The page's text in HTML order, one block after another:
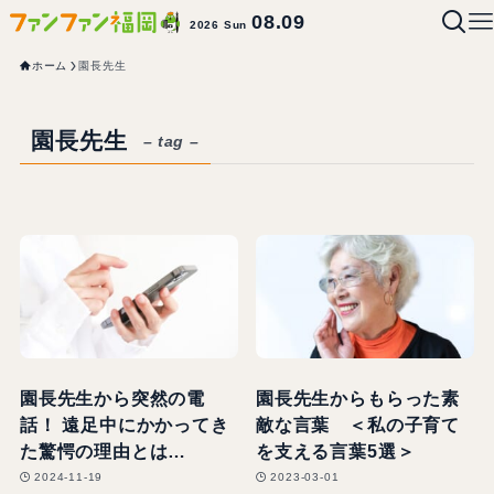
2026 Sun08.09
ホーム 園長先生
園長先生 – tag –
園長先生から突然の電
話！ 遠足中にかかってき
た驚愕の理由とは…
2024-11-19
園長先生からもらった素
敵な言葉 ＜私の子育て
を支える言葉5選＞
2023-03-01